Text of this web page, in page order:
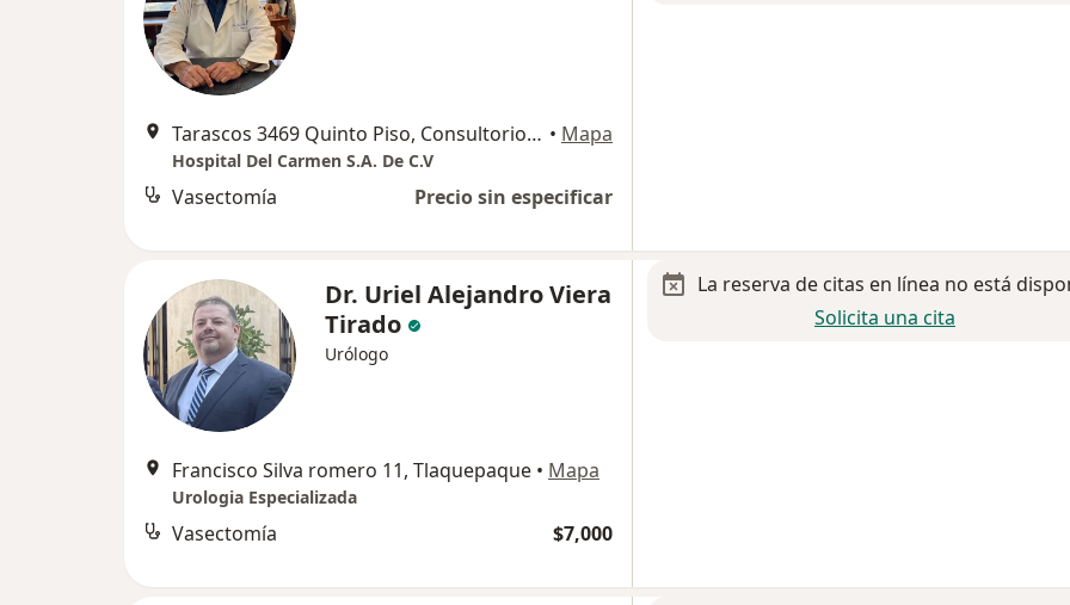
Tarascos 3469 Quinto Piso, Consultorio 516. Fraccionamiento Monrraz. Guadalajara, Jalisco., Guadalajara • Mapa
Hospital Del Carmen S.A. De C.V
Vasectomía Precio sin especificar
Dr. Uriel Alejandro Viera
Tirado
Urólogo
Francisco Silva romero 11, Tlaquepaque • Mapa
Urologia Especializada
Vasectomía $7,000
La reserva de citas en línea no está
Solicita una cita